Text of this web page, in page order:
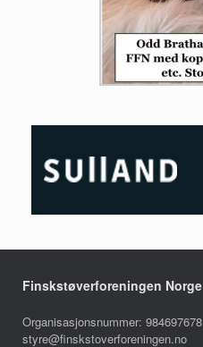
Finskstøverforeningen Norge
Organisasjonsnummer: 984697678
styre@finskstoverforeningen.no